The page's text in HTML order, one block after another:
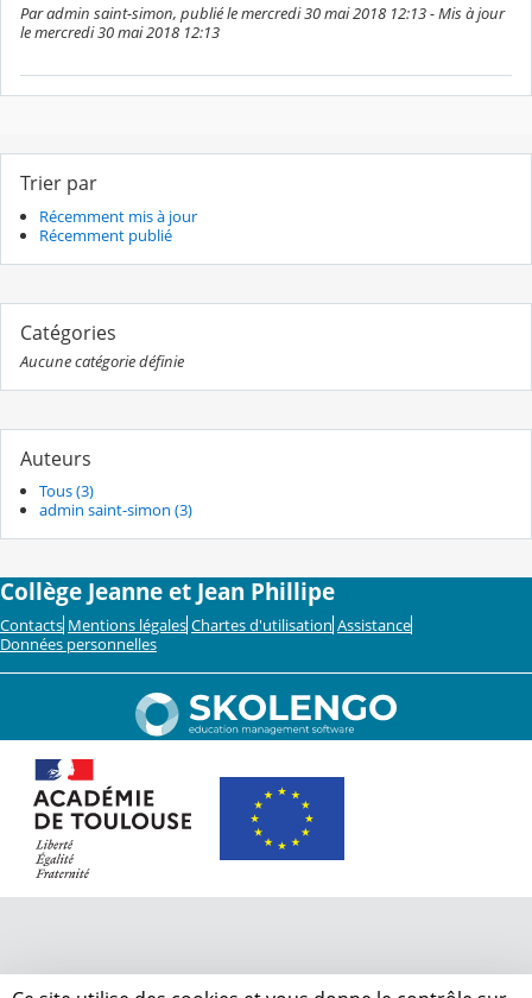
Par admin saint-simon, publié le mercredi 30 mai 2018 12:13 - Mis à jour
le mercredi 30 mai 2018 12:13
Trier par
Récemment mis à jour
Récemment publié
Catégories
Aucune catégorie définie
Auteurs
Tous (3)
admin saint-simon (3)
Collège Jeanne et Jean Phillipe
Contacts Mentions légales Chartes d'utilisation Assistance
Données personnelles